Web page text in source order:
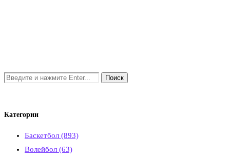
Категории
Баскетбол (893)
Волейбол (63)